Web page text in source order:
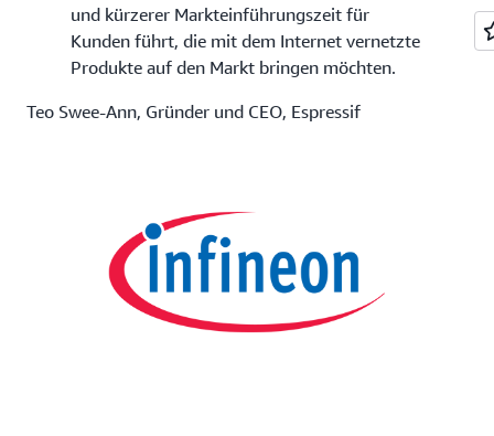
und kürzerer Markteinführungszeit für
Kunden führt, die mit dem Internet vernetzte
Produkte auf den Markt bringen möchten.
Teo Swee-Ann, Gründer und CEO, Espressif